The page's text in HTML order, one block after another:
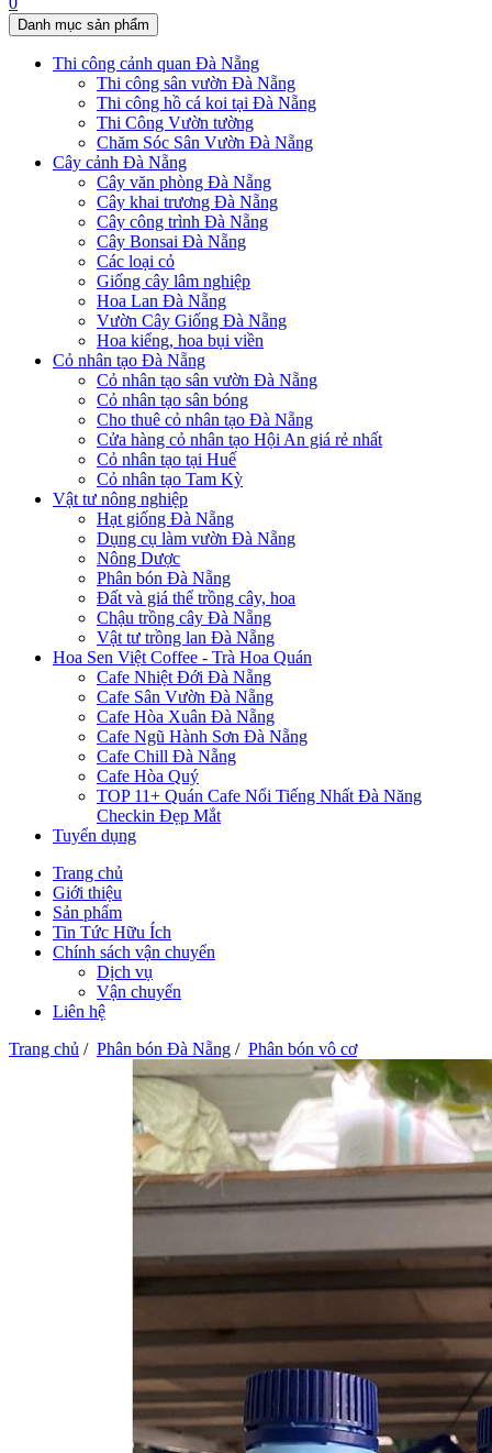
Danh mục sản phẩm
Thi công cảnh quan Đà Nẵng
Thi công sân vườn Đà Nẵng
Thi công hồ cá koi tại Đà Nẵng
Thi Công Vườn tường
Chăm Sóc Sân Vườn Đà Nẵng
Cây cảnh Đà Nẵng
Cây văn phòng Đà Nẵng
Cây khai trương Đà Nẵng
Cây công trình Đà Nẵng
Cây Bonsai Đà Nẵng
Các loại cỏ
Giống cây lâm nghiệp
Hoa Lan Đà Nẵng
Vườn Cây Giống Đà Nẵng
Hoa kiểng, hoa bụi viền
Cỏ nhân tạo Đà Nẵng
Cỏ nhân tạo sân vườn Đà Nẵng
Cỏ nhân tạo sân bóng
Cho thuê cỏ nhân tạo Đà Nẵng
Cửa hàng cỏ nhân tạo Hội An giá rẻ nhất
Cỏ nhân tạo tại Huế
Cỏ nhân tạo Tam Kỳ
Vật tư nông nghiệp
Hạt giống Đà Nẵng
Dụng cụ làm vườn Đà Nẵng
Nông Dược
Phân bón Đà Nẵng
Đất và giá thể trồng cây, hoa
Chậu trồng cây Đà Nẵng
Vật tư trồng lan Đà Nẵng
Hoa Sen Việt Coffee - Trà Hoa Quán
Cafe Nhiệt Đới Đà Nẵng
Cafe Sân Vườn Đà Nẵng
Cafe Hòa Xuân Đà Nẵng
Cafe Ngũ Hành Sơn Đà Nẵng
Cafe Chill Đà Nẵng
Cafe Hòa Quý
TOP 11+ Quán Cafe Nổi Tiếng Nhất Đà Năng
Checkin Đẹp Mắt
Tuyển dụng
Trang chủ
Giới thiệu
Sản phẩm
Tin Tức Hữu Ích
Chính sách vận chuyển
Dịch vụ
Vận chuyển
Liên hệ
Trang chủ / Phân bón Đà Nẵng / Phân bón vô cơ